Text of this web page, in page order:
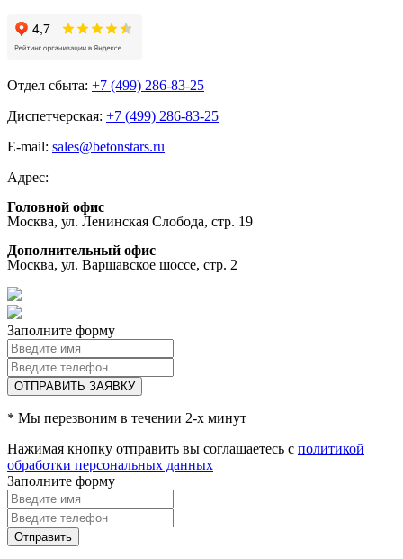
Отдел сбыта: +7 (499) 286-83-25
Диспетчерская: +7 (499) 286-83-25
E-mail: sales@betonstars.ru
Адрес:
Головной офис
Москва, ул. Ленинская Слобода, стр. 19
Дополнительный офис
Москва, ул. Варшавское шоссе, стр. 2
Заполните форму
ОТПРАВИТЬ ЗАЯВКУ
* Мы перезвоним в течении 2-х минут
Нажимая кнопку отправить вы соглашаетесь с политикой
обработки персональных данных
Заполните форму
Отправить